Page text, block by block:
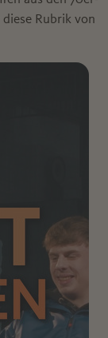
Rubrik von